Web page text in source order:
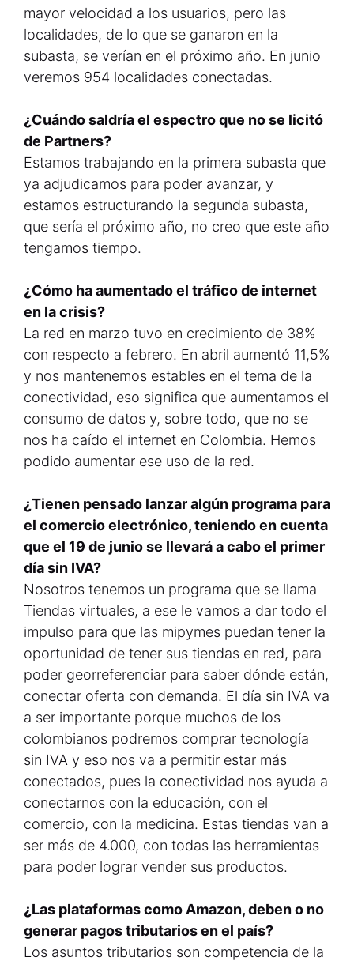
mayor velocidad a los usuarios, pero las
localidades, de lo que se ganaron en la
subasta, se verían en el próximo año. En junio
veremos 954 localidades conectadas.
¿Cuándo saldría el espectro que no se licitó
de Partners?
Estamos trabajando en la primera subasta que
ya adjudicamos para poder avanzar, y
estamos estructurando la segunda subasta,
que sería el próximo año, no creo que este año
tengamos tiempo.
¿Cómo ha aumentado el tráfico de internet
en la crisis?
La red en marzo tuvo en crecimiento de 38%
con respecto a febrero. En abril aumentó 11,5%
y nos mantenemos estables en el tema de la
conectividad, eso significa que aumentamos el
consumo de datos y, sobre todo, que no se
nos ha caído el internet en Colombia. Hemos
podido aumentar ese uso de la red.
¿Tienen pensado lanzar algún programa para
el comercio electrónico, teniendo en cuenta
que el 19 de junio se llevará a cabo el primer
día sin IVA?
Nosotros tenemos un programa que se llama
Tiendas virtuales, a ese le vamos a dar todo el
impulso para que las mipymes puedan tener la
oportunidad de tener sus tiendas en red, para
poder georreferenciar para saber dónde están,
conectar oferta con demanda. El día sin IVA va
a ser importante porque muchos de los
colombianos podremos comprar tecnología
sin IVA y eso nos va a permitir estar más
conectados, pues la conectividad nos ayuda a
conectarnos con la educación, con el
comercio, con la medicina. Estas tiendas van a
ser más de 4.000, con todas las herramientas
para poder lograr vender sus productos.
¿Las plataformas como Amazon, deben o no
generar pagos tributarios en el país?
Los asuntos tributarios son competencia de la